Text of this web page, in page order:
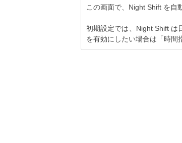
この画面で、Night Shift を自
初期設定では、Night Shift は
を有効にしたい場合は「時間